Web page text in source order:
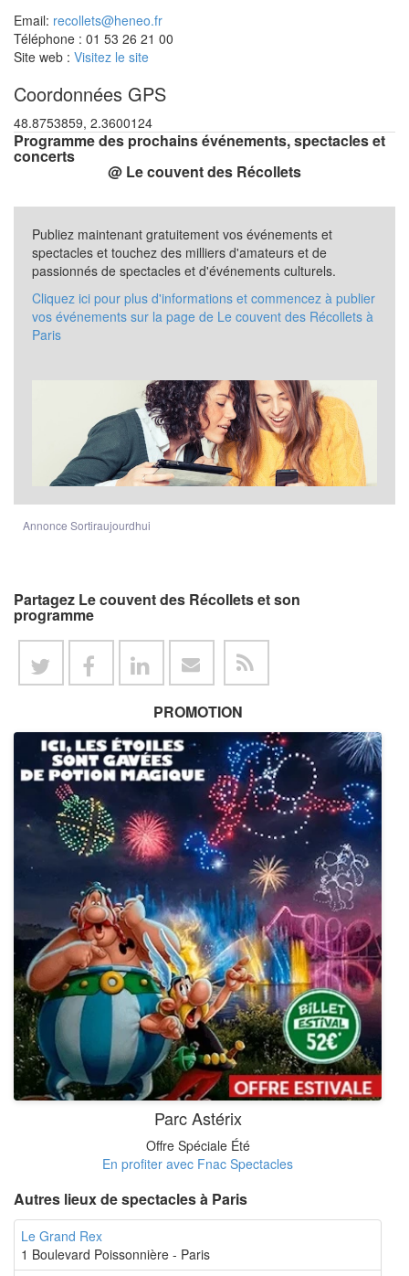
Email: recollets@heneo.fr
Téléphone : 01 53 26 21 00
Site web : Visitez le site
Coordonnées GPS
48.8753859, 2.3600124
Programme des prochains événements, spectacles et
concerts
@ Le couvent des Récollets
Publiez maintenant gratuitement vos événements et
spectacles et touchez des milliers d'amateurs et de
passionnés de spectacles et d'événements culturels.
Cliquez ici pour plus d'informations et commencez à publier
vos événements sur la page de Le couvent des Récollets à
Paris
Annonce Sortiraujourdhui
Partagez Le couvent des Récollets et son
programme
PROMOTION
Parc Astérix
Offre Spéciale Été
En profiter avec Fnac Spectacles
Autres lieux de spectacles à Paris
Le Grand Rex
1 Boulevard Poissonnière - Paris